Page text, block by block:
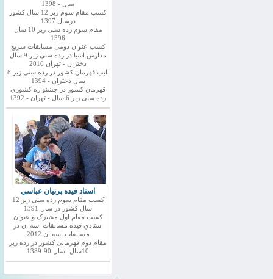
سال - 1398
کسب مقام سوم زیر 12 سال کشور
درسال 1397
مقام سوم رده سنی زیر 10 سال
1396
کسب عنوان دومی مسابقات سریع
مدارس اسیا در رده سنی زیر 9 سال
دختران - تهران 2016
نایب قهرمان کشور در رده سنی زیر 8
سال دختران - 1394
قهرمان کشور در جشنواره کشوری
رده سنی زیر 6 سال - تهران - 1392
استاد فيده پرنيان عباسي
کسب مقام سوم رده سنی زیر 12
سال کشور در سال 1391
کسب مقام اول مشترک و عنوان
استادي فيده مسابقات اسه ان در
مسابقات اسه ان 2012
مقام دوم قهرمانی کشور در رده زیر
10سال- سال 90-1389